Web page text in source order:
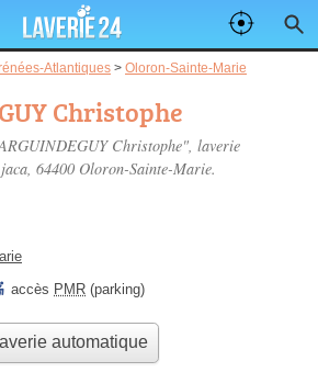
Atlantiques > Oloron-Sainte-Marie
Christophe
Christophe", laverie
, 64400 Oloron-Sainte-Marie.
accès PMR (parking)
automatique